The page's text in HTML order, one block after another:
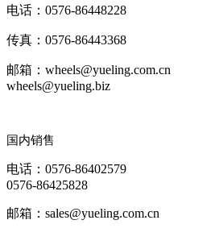
电话：0576-86448228
传真：0576-86443368
邮箱：wheels@yueling.com.cn
wheels@yueling.biz
国内销售
电话：0576-86402579
0576-86425828
邮箱：sales@yueling.com.cn